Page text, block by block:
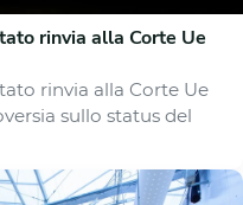
rinvia alla Corte Ue
rinvia alla Corte Ue
sullo status del